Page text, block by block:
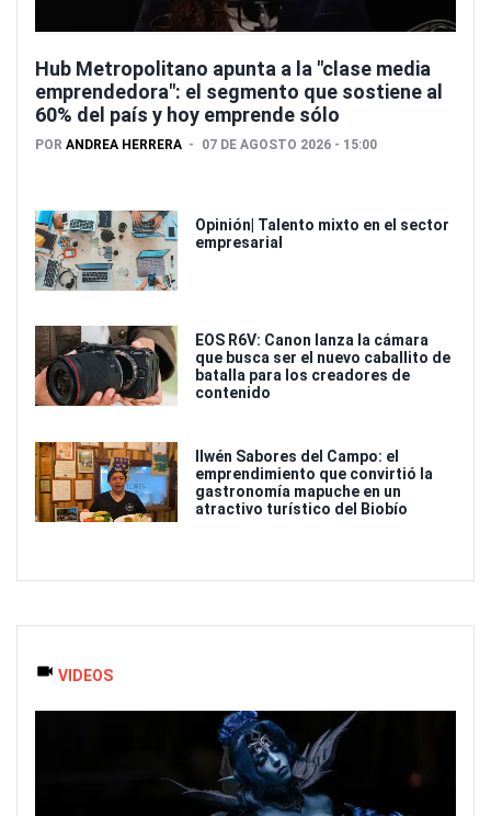
Hub Metropolitano apunta a la "clase media
emprendedora": el segmento que sostiene al
60% del país y hoy emprende sólo
POR ANDREA HERRERA 07 DE AGOSTO 2026 - 15:00
Opinión| Talento mixto en el sector
empresarial
EOS R6V: Canon lanza la cámara
que busca ser el nuevo caballito de
batalla para los creadores de
contenido
Ilwén Sabores del Campo: el
emprendimiento que convirtió la
gastronomía mapuche en un
atractivo turístico del Biobío
VIDEOS